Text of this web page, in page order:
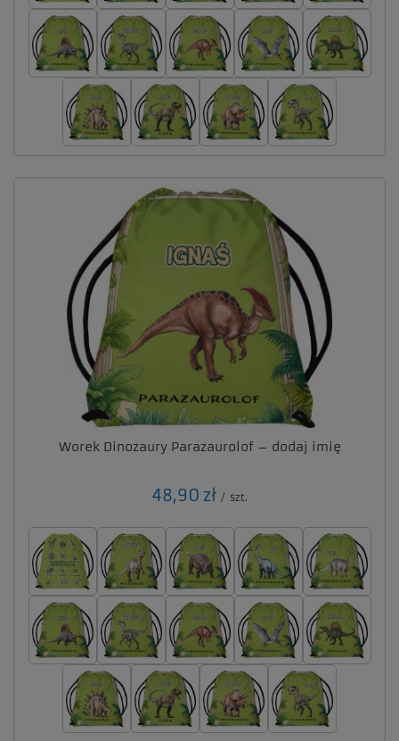
Worek Dinozaury Parazaurolof – dodaj imię
48,90 zł / szt.